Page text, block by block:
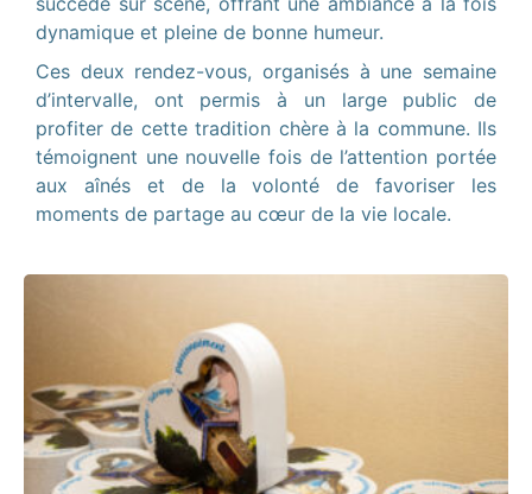
dynamique et pleine de bonne humeur.
Ces deux rendez-vous, organisés à une semaine
d’intervalle, ont permis à un large public de
profiter de cette tradition chère à la commune. Ils
témoignent une nouvelle fois de l’attention portée
aux aînés et de la volonté de favoriser les
moments de partage au cœur de la vie locale.